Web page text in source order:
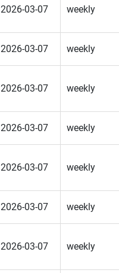
2026-03-07 weekly
2026-03-07 weekly
2026-03-07 weekly
2026-03-07 weekly
2026-03-07 weekly
2026-03-07 weekly
2026-03-07 weekly